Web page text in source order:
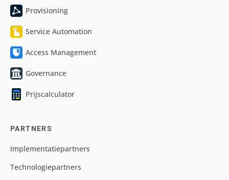
Provisioning
Service Automation
Access Management
Governance
Prijscalculator
PARTNERS
Implementatiepartners
Technologiepartners